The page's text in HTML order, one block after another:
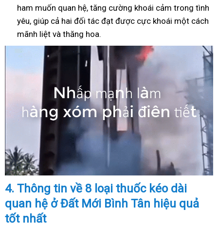
ham muốn quan hệ, tăng cường khoái cảm trong tình
yêu, giúp cả hai đối tác đạt được cực khoái một cách
mãnh liệt và thăng hoa.
4. Thông tin về 8 loại thuốc kéo dài
quan hệ ở Đất Mới Bình Tân hiệu quả
tốt nhất